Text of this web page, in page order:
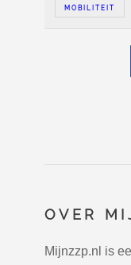
MOBILITEIT
OVER
Mijnzzp.nl is